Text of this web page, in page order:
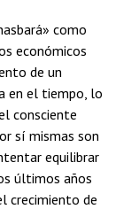
como
económicos
de un
en el tiempo, lo
consciente
sí mismas son
equilibrar
últimos años
crecimiento de